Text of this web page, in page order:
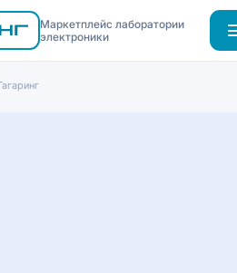
Маркетплейс лаборатории
электроники